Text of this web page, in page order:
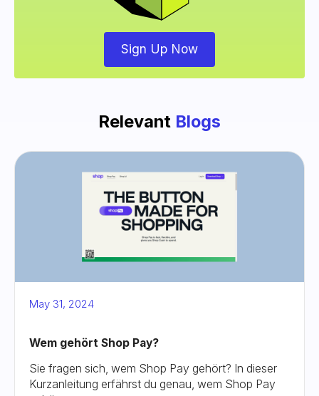
Sign Up Now
Relevant Blogs
May 31, 2024
Wem gehört Shop Pay?
Sie fragen sich, wem Shop Pay gehört? In dieser
Kurzanleitung erfährst du genau, wem Shop Pay